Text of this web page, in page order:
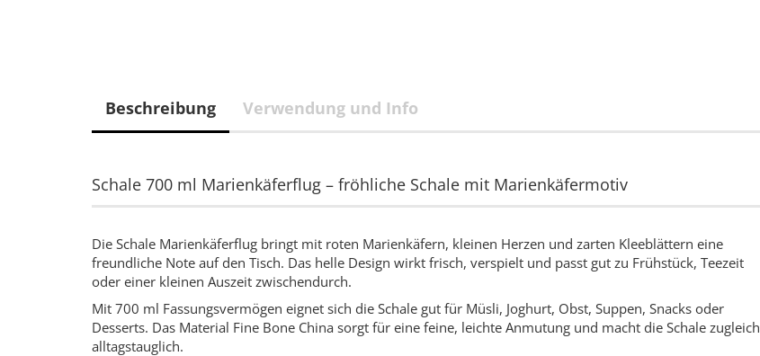
Beschreibung Verwendung und Info
Schale 700 ml Marienkäferflug – fröhliche Schale mit Marienkäfermotiv
Die Schale Marienkäferflug bringt mit roten Marienkäfern, kleinen Herzen und zarten Kleeblättern eine
freundliche Note auf den Tisch. Das helle Design wirkt frisch, verspielt und passt gut zu Frühstück, Teezeit
oder einer kleinen Auszeit zwischendurch.
Mit 700 ml Fassungsvermögen eignet sich die Schale gut für Müsli, Joghurt, Obst, Suppen, Snacks oder
Desserts. Das Material Fine Bone China sorgt für eine feine, leichte Anmutung und macht die Schale zugleich
alltagstauglich.